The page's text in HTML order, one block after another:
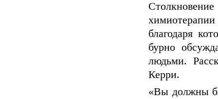
благодаря
бурно
людьми.
Керри.
«Вы должны